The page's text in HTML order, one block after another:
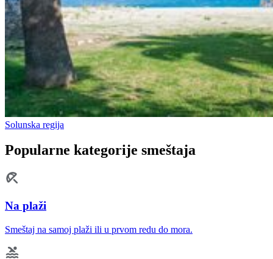
Solunska regija
Popularne kategorije smeštaja
Na plaži
Smeštaj na samoj plaži ili u prvom redu do mora.